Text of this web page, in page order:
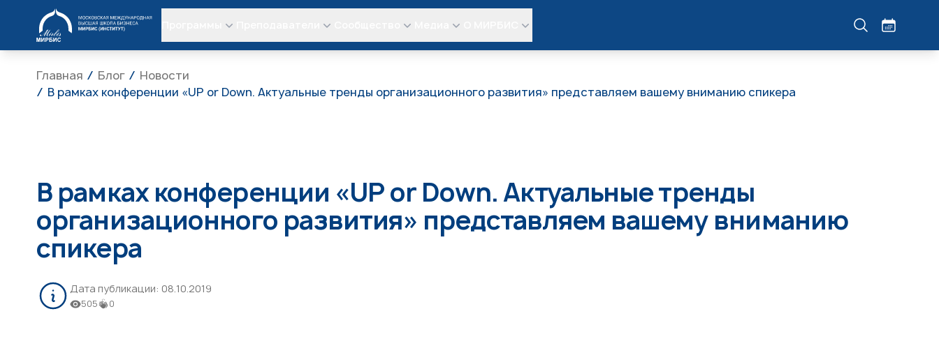
МИРБИС
Главная Блог
Новости
В рамках конференции «UP or Down. Актуальные тренды организационного развития» представляем вашему вниманию спикера
В рамках конференции «UP or Down. Актуальные тренды
организационного развития» представляем вашему вниманию
спикера
Дата публикации: 08.10.2019
505 0